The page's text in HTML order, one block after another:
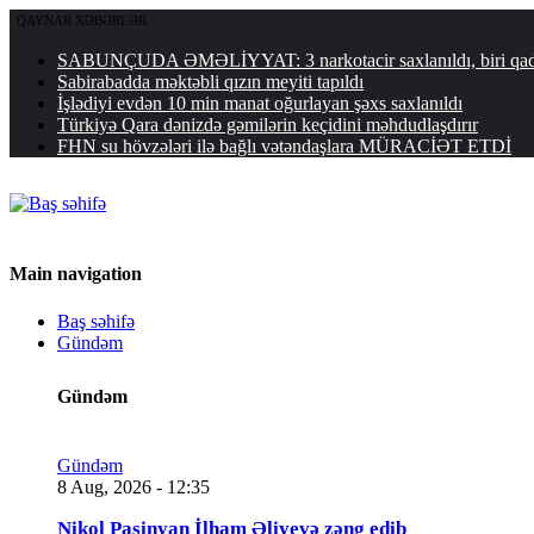
QAYNAR XƏBƏRLƏR
SABUNÇUDA ƏMƏLİYYAT: 3 narkotacir saxlanıldı, biri
Sabirabadda məktəbli qızın meyiti tapıldı
İşlədiyi evdən 10 min manat oğurlayan şəxs saxlanıldı
Türkiyə Qara dənizdə gəmilərin keçidini məhdudlaşdırır
FHN su hövzələri ilə bağlı vətəndaşlara MÜRACİƏT ETDİ
Main navigation
Baş səhifə
Gündəm
Gündəm
Gündəm
8 Aug, 2026 - 12:35
Nikol Paşinyan İlham Əliyevə zəng edib